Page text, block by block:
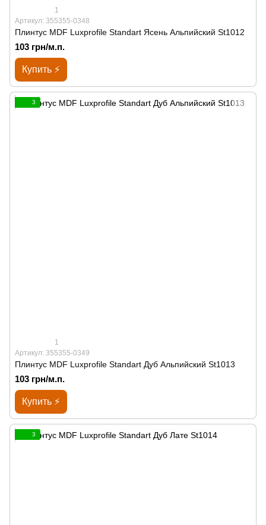
1
Артикул: 355355-0348
Плинтус MDF Luxprofile Standart Ясень Альпийский St1012
103 грн/м.п.
Купить ⚡
3
1
Артикул: 355355-0349
Плинтус MDF Luxprofile Standart Дуб Альпийский St1013
103 грн/м.п.
Купить ⚡
3